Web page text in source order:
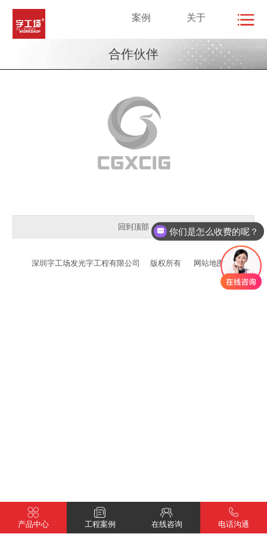
案例 关于
合作伙伴
回到顶部
深圳字工场发光字工程有限公司 版权所有 网站地图
产品中心 工程案例 在线咨询 电话沟通
你们是怎么收费的呢？